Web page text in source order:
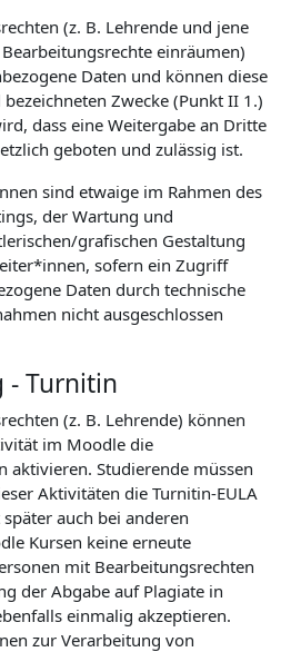
(z. B. Lehrende und jene
einräumen)
Daten und können diese
Zwecke (Punkt II 1.)
dass eine Weitergabe an Dritte
geboten und zulässig ist.
sind etwaige im Rahmen des
der Wartung und
grafischen Gestaltung
sofern ein Zugriff
Daten durch technische
nicht ausgeschlossen
- Turnitin
(z. B. Lehrende) können
im Moodle die
aktivieren. Studierende müssen
Aktivitäten die Turnitin-EULA
auch bei anderen
Kursen keine erneute
mit Bearbeitungsrechten
der Abgabe auf Plagiate in
einmalig akzeptieren.
zur Verarbeitung von